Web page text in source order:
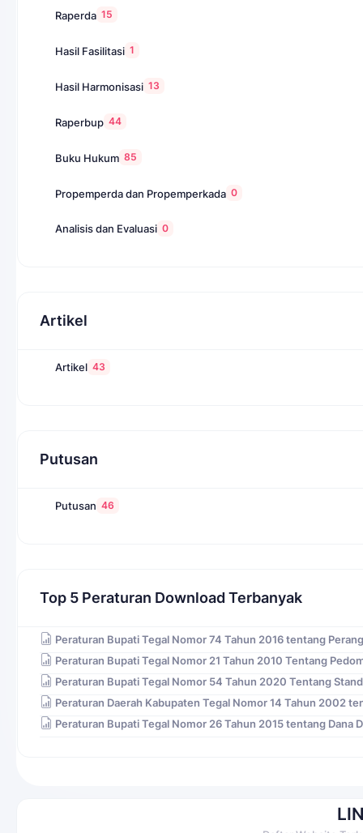
Raperda 15
Hasil Fasilitasi 1
Hasil Harmonisasi 13
Raperbup 44
Buku Hukum 85
Propemperda dan Propemperkada 0
Analisis dan Evaluasi 0
Artikel
Artikel 43
Putusan
Putusan 46
Top 5 Peraturan Download Terbanyak
Peraturan Bupati Tegal Nomor 74 Tahun 2016 tentang
Peraturan Bupati Tegal Nomor 21 Tahun 2010 Tentang
Peraturan Bupati Tegal Nomor 54 Tahun 2020 Tentang
Peraturan Daerah Kabupaten Tegal Nomor 14 Tahun 2002
Peraturan Bupati Tegal Nomor 26 Tahun 2015 tentang Dana